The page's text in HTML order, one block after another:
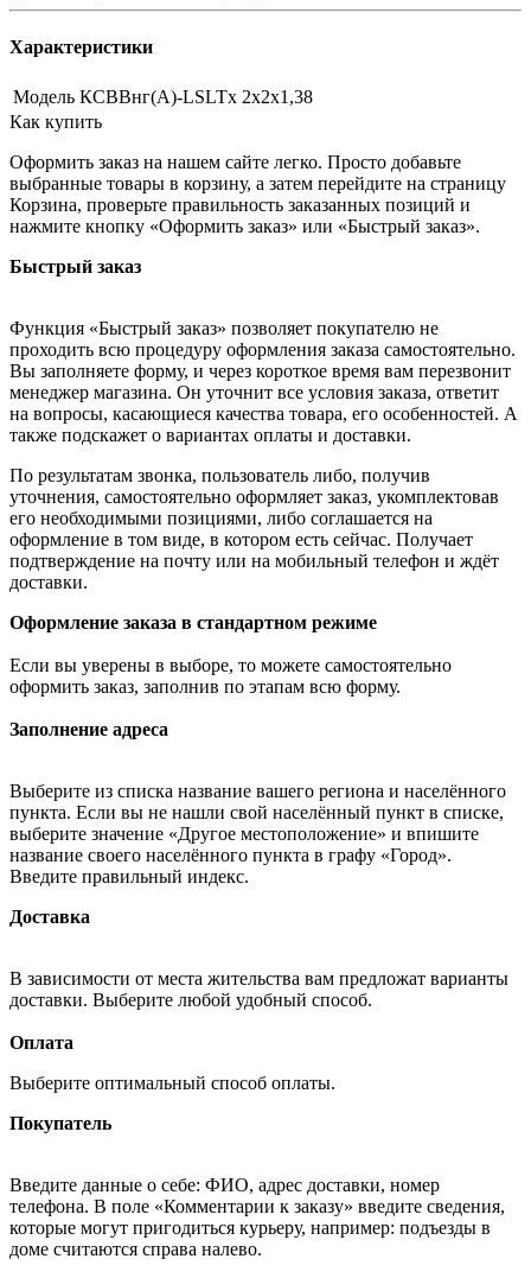
Характеристики
Модель КСВВнг(А)-LSLTx 2х2х1,38
Как купить
Оформить заказ на нашем сайте легко. Просто добавьте
выбранные товары в корзину, а затем перейдите на страницу
Корзина, проверьте правильность заказанных позиций и
нажмите кнопку «Оформить заказ» или «Быстрый заказ».
Быстрый заказ
Функция «Быстрый заказ» позволяет покупателю не
проходить всю процедуру оформления заказа самостоятельно.
Вы заполняете форму, и через короткое время вам перезвонит
менеджер магазина. Он уточнит все условия заказа, ответит
на вопросы, касающиеся качества товара, его особенностей. А
также подскажет о вариантах оплаты и доставки.
По результатам звонка, пользователь либо, получив
уточнения, самостоятельно оформляет заказ, укомплектовав
его необходимыми позициями, либо соглашается на
оформление в том виде, в котором есть сейчас. Получает
подтверждение на почту или на мобильный телефон и ждёт
доставки.
Оформление заказа в стандартном режиме
Если вы уверены в выборе, то можете самостоятельно
оформить заказ, заполнив по этапам всю форму.
Заполнение адреса
Выберите из списка название вашего региона и населённого
пункта. Если вы не нашли свой населённый пункт в списке,
выберите значение «Другое местоположение» и впишите
название своего населённого пункта в графу «Город».
Введите правильный индекс.
Доставка
В зависимости от места жительства вам предложат варианты
доставки. Выберите любой удобный способ.
Оплата
Выберите оптимальный способ оплаты.
Покупатель
Введите данные о себе: ФИО, адрес доставки, номер
телефона. В поле «Комментарии к заказу» введите сведения,
которые могут пригодиться курьеру, например: подъезды в
доме считаются справа налево.